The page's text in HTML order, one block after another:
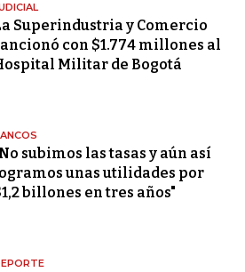
Superindustria y Comercio
con $1.774 millones al
Militar de Bogotá
subimos las tasas y aún así
unas utilidades por
billones en tres años"